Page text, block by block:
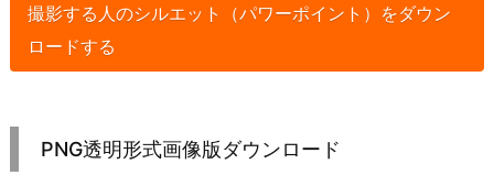
撮影する人のシルエット（パワーポイント）をダウン
ロードする
PNG透明形式画像版ダウンロード